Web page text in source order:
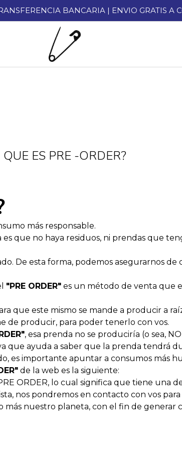
BANCARIA | ENVIO GRATIS A
QUE ES PRE -ORDER?
más responsable.
que no haya residuos, ni prendas que
De esta forma, podemos asegurarnos
"PRE ORDER" es un método de venta que
que este mismo se mande a producir a
de producir, para poder tenerlo con vos.
, esa prenda no se produciría (o sea,
que ayuda a saber que la prenda tendrá
es importante apuntar a consumos más
de la web es la siguiente:
ORDER, lo cual significa que tiene una
nos pondremos en contacto con vos
nuestro planeta, con el fin de generar